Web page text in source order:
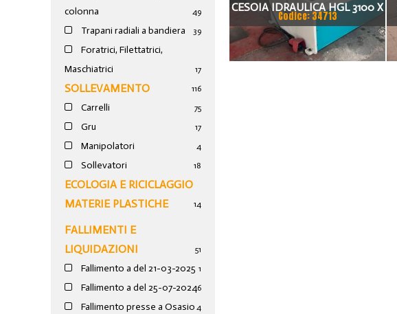
colonna
49
Trapani radiali a bandiera 39
Foratrici, Filettatrici,
Maschiatrici
17
SOLLEVAMENTO 116
Carrelli 75
Gru 17
Manipolatori 4
Sollevatori 18
ECOLOGIA E RICICLAGGIO
MATERIE PLASTICHE
14
FALLIMENTI E
LIQUIDAZIONI
51
Fallimento a del 21-03-2025 1
Fallimento a del 25-07-20246
Fallimento presse a Osasio 4
CESOIA IDRAULICA HGL 3100 X
8MM
Codice: 34713